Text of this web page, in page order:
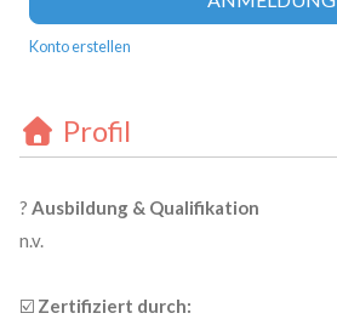
Konto erstellen
Profil
?Ausbildung & Qualifikation
n.v.
☑️ Zertifiziert durch: